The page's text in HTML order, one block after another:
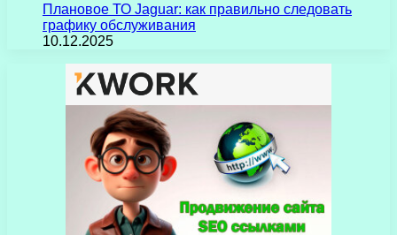
Плановое ТО Jaguar: как правильно следовать
графику обслуживания
10.12.2025